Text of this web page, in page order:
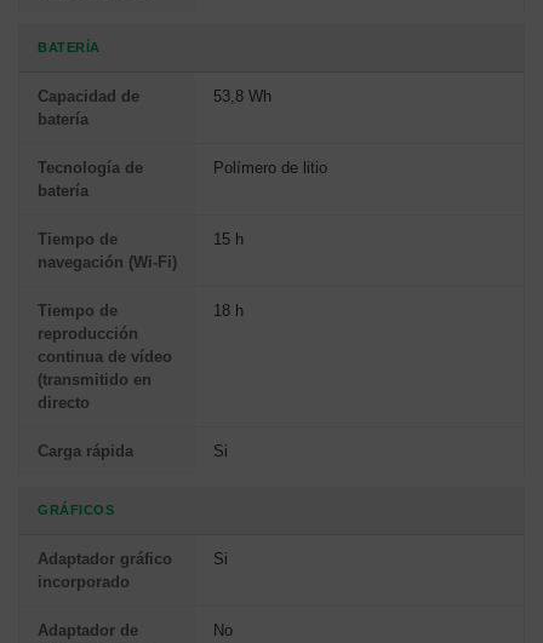
BATERÍA
Capacidad de
batería
53,8 Wh
Tecnología de
batería
Polímero de litio
Tiempo de
navegación (Wi-Fi)
15 h
Tiempo de
reproducción
continua de vídeo
(transmitido en
directo
18 h
Carga rápida Si
GRÁFICOS
Adaptador gráfico
incorporado
Si
Adaptador de
No